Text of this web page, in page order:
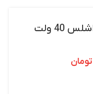
کیت اره افقی بر شارژی براشلس 40 ولت
تومان